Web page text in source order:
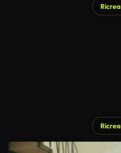
Ricrea
Ricrea